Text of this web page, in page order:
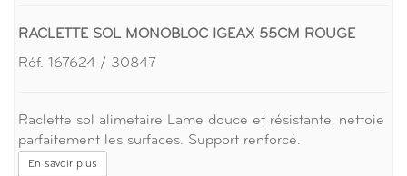
RACLETTE SOL MONOBLOC IGEAX 55CM ROUGE
Réf. 167624 / 30847
Raclette sol alimetaire Lame douce et résistante, nettoie
parfaitement les surfaces. Support renforcé.
En savoir plus